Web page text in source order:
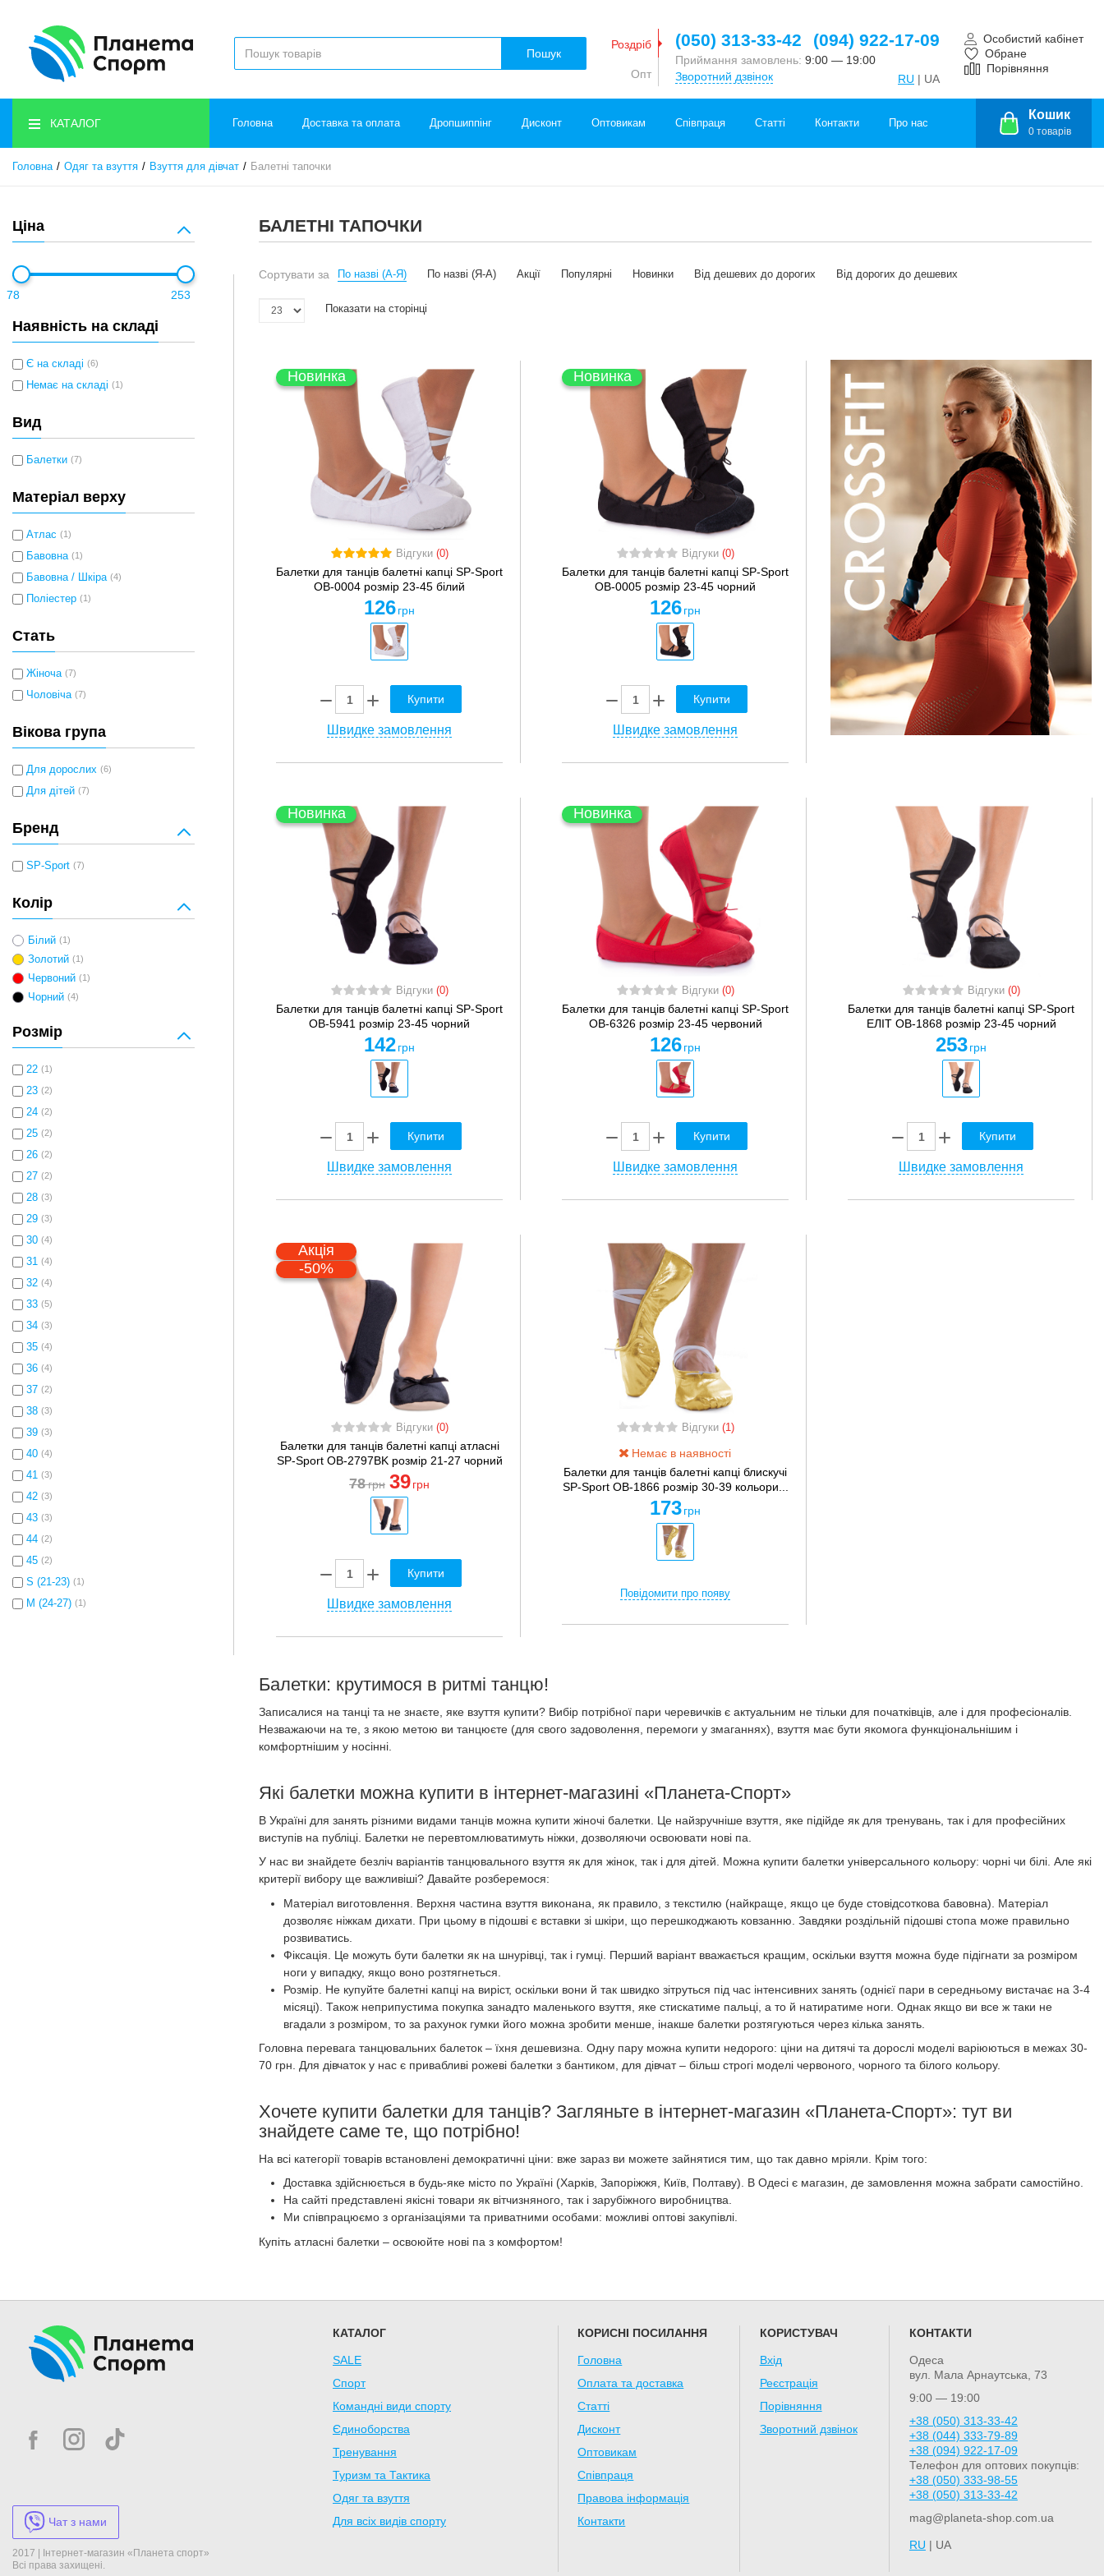
Пошук
Роздріб
Опт
(050) 313-33-42 (094) 922-17-09
Приймання замовлень: 9:00 — 19:00
Зворотний дзвінок
RU | UA
Особистий кабінет
Обране
Порівняння
КАТАЛОГ Головна Доставка та оплата Дропшиппінг Дисконт Оптовикам Співпраця Статті Контакти Про нас
Кошик
0 товарів
Головна Одяг та взуття Взуття для дівчат Балетні тапочки
Ціна
78 253
Наявність на складі
Є на складі (6)
Немає на складі (1)
Вид
Балетки (7)
Матеріал верху
Атлас (1)
Бавовна (1)
Бавовна / Шкіра (4)
Поліестер (1)
Стать
Жіноча (7)
Чоловіча (7)
Вікова група
Для дорослих (6)
Для дітей (7)
Бренд
SP-Sport (7)
Колір
Білий (1)
Золотий (1)
Червоний (1)
Чорний (4)
Розмір
22 (1)
23 (2)
24 (2)
25 (2)
26 (2)
27 (2)
28 (3)
29 (3)
30 (4)
31 (4)
32 (4)
33 (5)
34 (3)
35 (4)
36 (4)
37 (2)
38 (3)
39 (3)
40 (4)
41 (3)
42 (3)
43 (3)
44 (2)
45 (2)
S (21-23) (1)
M (24-27) (1)
БАЛЕТНІ ТАПОЧКИ
Сортувати за По назві (А-Я) По назві (Я-А) Акції Популярні Новинки Від дешевих до дорогих Від дорогих до дешевих
Показати на сторінці
Новинка
Відгуки (0)
Балетки для танців балетні капці SP-Sport
OB-0004 розмір 23-45 білий
126 грн
Купити
Швидке замовлення
Новинка
Відгуки (0)
Балетки для танців балетні капці SP-Sport
OB-0005 розмір 23-45 чорний
126 грн
Купити
Швидке замовлення
Новинка
Відгуки (0)
Балетки для танців балетні капці SP-Sport
OB-5941 розмір 23-45 чорний
142 грн
Купити
Швидке замовлення
Новинка
Відгуки (0)
Балетки для танців балетні капці SP-Sport
OB-6326 розмір 23-45 червоний
126 грн
Купити
Швидке замовлення
Відгуки (0)
Балетки для танців балетні капці SP-Sport
ЕЛІТ OB-1868 розмір 23-45 чорний
253 грн
Купити
Швидке замовлення
Акція
-50%
Відгуки (0)
Балетки для танців балетні капці атласні
SP-Sport OB-2797BK розмір 21-27 чорний
78грн 39 грн
Купити
Швидке замовлення
Відгуки (1)
Немає в наявності
Балетки для танців балетні капці блискучі
SP-Sport OB-1866 розмір 30-39 кольори...
173 грн
Повідомити про появу
Балетки: крутимося в ритмі танцю!
Записалися на танці та не знаєте, яке взуття купити? Вибір потрібної пари черевичків є актуальним не тільки для початківців, але і для професіоналів.
Незважаючи на те, з якою метою ви танцюєте (для свого задоволення, перемоги у змаганнях), взуття має бути якомога функціональнішим і
комфортнішим у носінні.
Які балетки можна купити в інтернет-магазині «Планета-Спорт»
В Україні для занять різними видами танців можна купити жіночі балетки. Це найзручніше взуття, яке підійде як для тренувань, так і для професійних
виступів на публіці. Балетки не перевтомлюватимуть ніжки, дозволяючи освоювати нові па.
У нас ви знайдете безліч варіантів танцювального взуття як для жінок, так і для дітей. Можна купити балетки універсального кольору: чорні чи білі. Але які
критерії вибору ще важливіші? Давайте розберемося:
Матеріал виготовлення. Верхня частина взуття виконана, як правило, з текстилю (найкраще, якщо це буде стовідсоткова бавовна). Матеріал
дозволяє ніжкам дихати. При цьому в підошві є вставки зі шкіри, що перешкоджають ковзанню. Завдяки роздільній підошві стопа може правильно
розвиватись.
Фіксація. Це можуть бути балетки як на шнурівці, так і гумці. Перший варіант вважається кращим, оскільки взуття можна буде підігнати за розміром
ноги у випадку, якщо воно розтягнеться.
Розмір. Не купуйте балетні капці на виріст, оскільки вони й так швидко зітруться під час інтенсивних занять (однієї пари в середньому вистачає на 3-4
місяці). Також неприпустима покупка занадто маленького взуття, яке стискатиме пальці, а то й натиратиме ноги. Однак якщо ви все ж таки не
вгадали з розміром, то за рахунок гумки його можна зробити менше, інакше балетки розтягуються через кілька занять.
Головна перевага танцювальних балеток – їхня дешевизна. Одну пару можна купити недорого: ціни на дитячі та дорослі моделі варіюються в межах 30-
70 грн. Для дівчаток у нас є привабливі рожеві балетки з бантиком, для дівчат – більш строгі моделі червоного, чорного та білого кольору.
Хочете купити балетки для танців? Загляньте в інтернет-магазин «Планета-Спорт»: тут ви
знайдете саме те, що потрібно!
На всі категорії товарів встановлені демократичні ціни: вже зараз ви можете зайнятися тим, що так давно мріяли. Крім того:
Доставка здійснюється в будь-яке місто по Україні (Харків, Запоріжжя, Київ, Полтаву). В Одесі є магазин, де замовлення можна забрати самостійно.
На сайті представлені якісні товари як вітчизняного, так і зарубіжного виробництва.
Ми співпрацюємо з організаціями та приватними особами: можливі оптові закупівлі.
Купіть атласні балетки – освоюйте нові па з комфортом!
Чат з нами
2017 | Інтернет-магазин «Планета спорт»
Всі права захищені.
КАТАЛОГ
SALE
Спорт
Командні види спорту
Єдиноборства
Тренування
Туризм та Тактика
Одяг та взуття
Для всіх видів спорту
КОРИСНІ ПОСИЛАННЯ
Головна
Оплата та доставка
Статті
Дисконт
Оптовикам
Співпраця
Правова інформація
Контакти
КОРИСТУВАЧ
Вхід
Реєстрація
Порівняння
Зворотний дзвінок
КОНТАКТИ
Одеса
вул. Мала Арнаутська, 73
9:00 — 19:00
+38 (050) 313-33-42
+38 (044) 333-79-89
+38 (094) 922-17-09
Телефон для оптових покупців:
+38 (050) 333-98-55
+38 (050) 313-33-42
mag@planeta-shop.com.ua
RU | UA